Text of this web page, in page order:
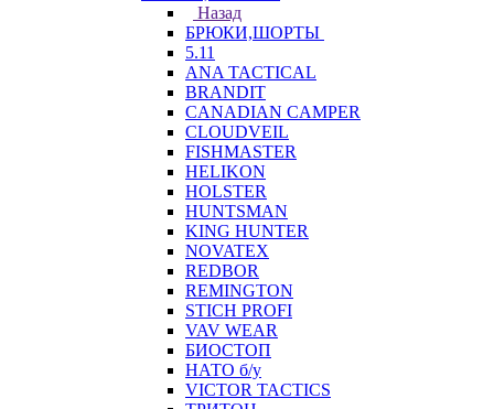
Назад
БРЮКИ,ШОРТЫ
5.11
ANA TACTICAL
BRANDIT
CANADIAN CAMPER
CLOUDVEIL
FISHMASTER
HELIKON
HOLSTER
HUNTSMAN
KING HUNTER
NOVATEX
REDBOR
REMINGTON
STICH PROFI
VAV WEAR
БИОСТОП
НАТО б/у
VICTOR TACTICS